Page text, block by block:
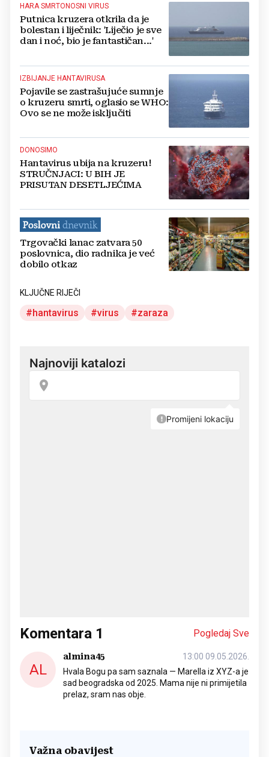
HARA SMRTONOSNI VIRUS
Putnica kruzera otkrila da je
bolestan i liječnik: 'Liječio je sve
dan i noć, bio je fantastičan...'
IZBIJANJE HANTAVIRUSA
Pojavile se zastrašujuće sumnje
o kruzeru smrti, oglasio se WHO:
Ovo se ne može isključiti
DONOSIMO
Hantavirus ubija na kruzeru!
STRUČNJACI: U BIH JE
PRISUTAN DESETLJEĆIMA
Trgovački lanac zatvara 50
poslovnica, dio radnika je već
dobilo otkaz
KLJUČNE RIJEČI
hantavirus virus zaraza
Komentara 1 Pogledaj Sve
AL
almina45
13:00 09.05.2026.
Hvala Bogu pa sam saznala — Marella iz XYZ-a je
sad beogradska od 2025. Mama nije ni primijetila
prelaz, sram nas obje.
Važna obavijest